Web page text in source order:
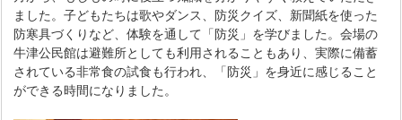
ました。子どもたちは歌やダンス、防災クイズ、新聞紙を使った
防寒具づくりなど、体験を通して「防災」を学びました。会場の
牛津公民館は避難所としても利用されることもあり、実際に備蓄
されている非常食の試食も行われ、「防災」を身近に感じること
ができる時間になりました。